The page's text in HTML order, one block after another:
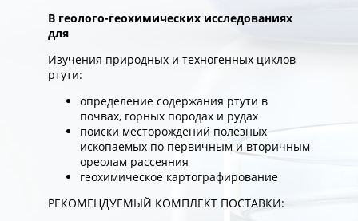
В геолого-геохимических исследованиях
для
Изучения природных и техногенных циклов
ртути:
определение содержания ртути в
почвах, горных породах и рудах
поиски месторождений полезных
ископаемых по первичным и вторичным
ореолам рассеяния
геохимическое картографирование
РЕКОМЕНДУЕМЫЙ КОМПЛЕКТ ПОСТАВКИ: